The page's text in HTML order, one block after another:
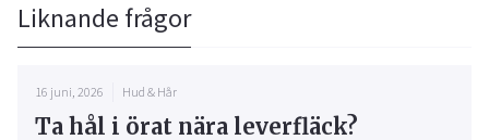
Liknande frågor
16 juni, 2026 Hud & Hår
Ta hål i örat nära leverfläck?